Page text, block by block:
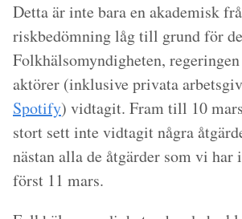
Detta är inte bara en akademisk
riskbedömning låg till grund för
Folkhälsomyndigheten,
aktörer (inklusive privata
Spotify) vidtagit. Fram till 10
stort sett inte vidtagit några
nästan alla de åtgärder som vi har
först 11 mars.